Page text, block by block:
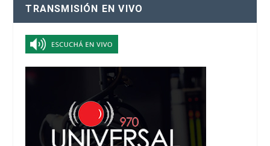
TRANSMISIÓN EN VIVO